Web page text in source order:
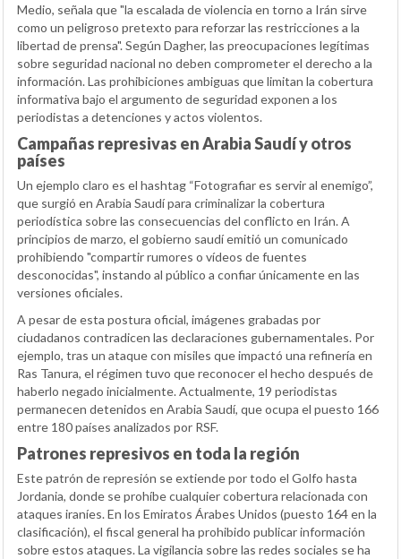
Medio, señala que "la escalada de violencia en torno a Irán sirve
como un peligroso pretexto para reforzar las restricciones a la
libertad de prensa". Según Dagher, las preocupaciones legítimas
sobre seguridad nacional no deben comprometer el derecho a la
información. Las prohibiciones ambiguas que limitan la cobertura
informativa bajo el argumento de seguridad exponen a los
periodistas a detenciones y actos violentos.
Campañas represivas en Arabia Saudí y otros
países
Un ejemplo claro es el hashtag “Fotografiar es servir al enemigo”,
que surgió en Arabia Saudí para criminalizar la cobertura
periodística sobre las consecuencias del conflicto en Irán. A
principios de marzo, el gobierno saudí emitió un comunicado
prohibiendo "compartir rumores o vídeos de fuentes
desconocidas", instando al público a confiar únicamente en las
versiones oficiales.
A pesar de esta postura oficial, imágenes grabadas por
ciudadanos contradicen las declaraciones gubernamentales. Por
ejemplo, tras un ataque con misiles que impactó una refinería en
Ras Tanura, el régimen tuvo que reconocer el hecho después de
haberlo negado inicialmente. Actualmente, 19 periodistas
permanecen detenidos en Arabia Saudí, que ocupa el puesto 166
entre 180 países analizados por RSF.
Patrones represivos en toda la región
Este patrón de represión se extiende por todo el Golfo hasta
Jordania, donde se prohíbe cualquier cobertura relacionada con
ataques iraníes. En los Emiratos Árabes Unidos (puesto 164 en la
clasificación), el fiscal general ha prohibido publicar información
sobre estos ataques. La vigilancia sobre las redes sociales se ha